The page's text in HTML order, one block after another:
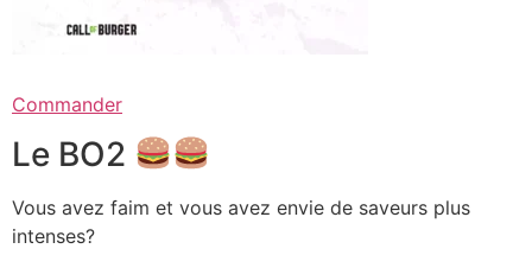
Commander
Le BO2
Vous avez faim et vous avez envie de saveurs plus
intenses?